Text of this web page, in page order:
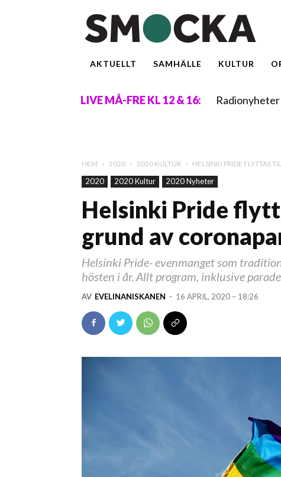
AKTUELLT SAMHÄLLE KULTUR
LIVE MÅ-FRE KL 12 & 16: Radionyheter
HEM 2020 2020 KULTUR HELSINKI PRIDE FLYTTAS
2020 2020 Kultur 2020 Nyheter
Helsinki Pride
grund av
Helsinki Pride- evenmanget som
hösten i år. Allt program, inklusive
AV EVELINANISKANEN - 16 APRIL, 2020 – 18:26